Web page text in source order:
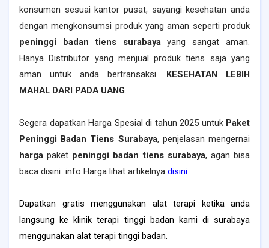
konsumen sesuai kantor pusat, sayangi kesehatan anda
dengan mengkonsumsi produk yang aman seperti produk
peninggi badan tiens surabayayang sangat aman.
Hanya Distributor yang menjual produk tiens saja yang
aman untuk anda bertransaksi.
KESEHATAN LEBIH
MAHAL DARI PADA UANG.
Segera dapatkan Harga Spesial di tahun 2025 untuk Paket
Peninggi Badan Tiens Surabaya, penjelasan mengernai
hargapaket peninggi badantiens surabaya, agan bisa
baca disini info Harga lihat artikel nya disini
Dapatkan gratis menggunakan alat terapi ketika anda
langsung ke klinik terapi tinggi badan kami di surabaya
menggunakan alat terapi tinggi badan.